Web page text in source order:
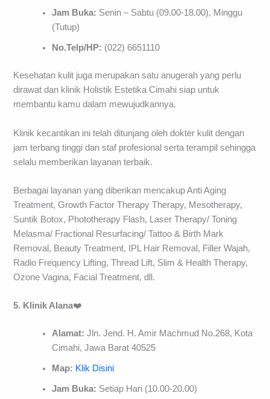
Jam Buka: Senin – Sabtu (09.00-18.00), Minggu
(Tutup)
No.Telp/HP: (022) 6651110
Kesehatan kulit juga merupakan satu anugerah yang perlu
dirawat dan klinik Holistik Estetika Cimahi siap untuk
membantu kamu dalam mewujudkannya.
Klinik kecantikan ini telah ditunjang oleh dokter kulit dengan
jam terbang tinggi dan staf profesional serta terampil sehingga
selalu memberikan layanan terbaik.
Berbagai layanan yang diberikan mencakup Anti Aging
Treatment, Growth Factor Therapy Therapy, Mesotherapy,
Suntik Botox, Phototherapy Flash, Laser Therapy/ Toning
Melasma/ Fractional Resurfacing/ Tattoo & Birth Mark
Removal, Beauty Treatment, IPL Hair Removal, Filler Wajah,
Radio Frequency Lifting, Thread Lift, Slim & Health Therapy,
Ozone Vagina, Facial Treatment, dll.
5. Klinik Alana❤️
Alamat: Jln. Jend. H. Amir Machmud No.268, Kota
Cimahi, Jawa Barat 40525
Map: Klik Disini
Jam Buka: Setiap Hari (10.00-20.00)